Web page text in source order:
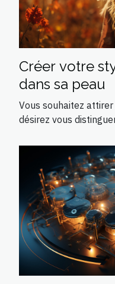
Créer votre
dans sa peau
Vous souhaitez
désirez vous